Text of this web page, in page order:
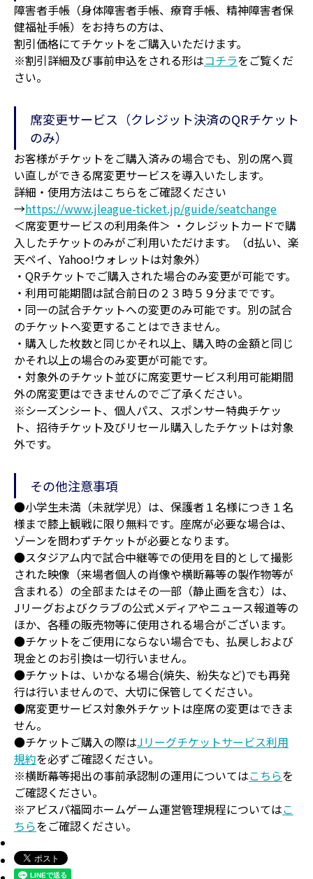
障害者手帳（身体障害者手帳、療育手帳、精神障害者保
健福祉手帳）をお持ちの方は、
割引価格にてチケットをご購入いただけます。
※割引詳細及び事前申込をされる形はコチラをご覧くだ
さい。
席変更サービス（クレジット決済のQRチケット
のみ）
お客様がチケットをご購入済みの場合でも、別の席へ買
い直しができる席変更サービスを導入いたします。
詳細・使用方法はこちらをご確認ください
→https://www.jleague-ticket.jp/guide/seatchange
＜席変更サービスの利用条件＞ ・クレジットカードで購
入したチケットのみがご利用いただけます。（d払い、楽
天ペイ、Yahoo!ウォレットは対象外）
・QRチケットでご購入された場合のみ変更が可能です。
・利用可能期間は試合前日の２３時５９分までです。
・同一の試合チケットへの変更のみ可能です。別の試合
のチケットへ変更することはできません。
・購入した枚数と同じかそれ以上、購入時の金額と同じ
かそれ以上の場合のみ変更が可能です。
・対象外のチケット並びに席変更サービス利用可能期間
外の席変更はできませんのでご了承ください。
※シーズンシート、個人パス、スポンサー特典チケッ
ト、招待チケット及びリセール購入したチケットは対象
外です。
その他注意事項
●小学生未満（未就学児）は、保護者１名様につき１名
様まで膝上観戦に限り無料です。座席が必要な場合は、
ゾーンを問わずチケットが必要となります。
●スタジアム内で試合中継等での使用を目的として撮影
された映像（来場者個人の肖像や横断幕等の製作物等が
含まれる）の全部またはその一部（静止画を含む）は、
Jリーグおよびクラブの公式メディアやニュース報道等の
ほか、各種の販売物等に使用される場合がございます。
●チケットをご使用にならない場合でも、払戻しおよび
現金とのお引換は一切行いません。
●チケットは、いかなる場合(焼失、紛失など)でも再発
行は行いませんので、大切に保管してください。
●席変更サービス対象外チケットは座席の変更はできま
せん。
●チケットご購入の際はJリーグチケットサービス利用
規約を必ずご確認ください。
※横断幕等掲出の事前承認制の運用についてはこちらを
ご確認ください。
※アビスパ福岡ホームゲーム運営管理規程についてはこ
ちらをご確認ください。